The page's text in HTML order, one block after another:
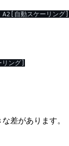
自動スケーリング]
ング]
差があります。